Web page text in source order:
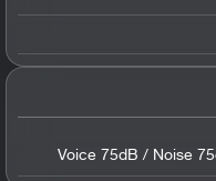
Voice 75dB / Noise